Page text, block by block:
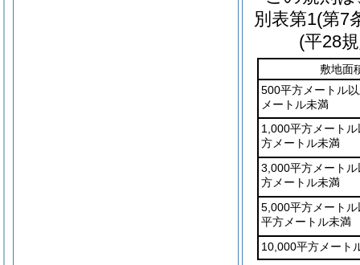
別表第1(第7
(平28
敷地面
500平方メートル
メートル未満
1,000平方メート
方メートル未満
3,000平方メート
方メートル未満
5,000平方メート
平方メートル未満
10,000平方メート